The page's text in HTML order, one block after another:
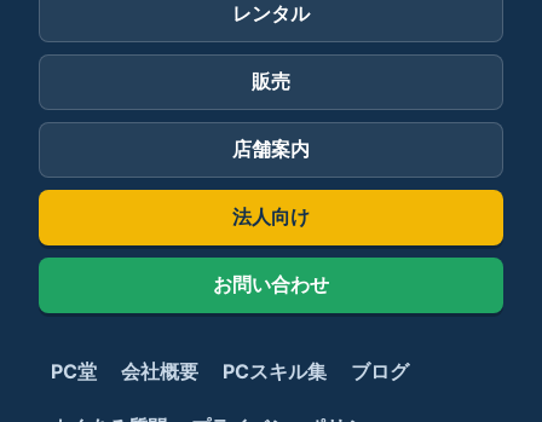
レンタル
販売
店舗案内
法人向け
お問い合わせ
PC堂 会社概要 PCスキル集 ブログ